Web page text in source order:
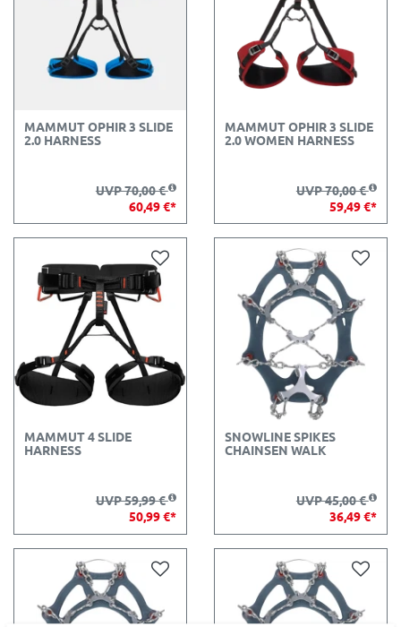
MAMMUT OPHIR 3 SLIDE
2.0 HARNESS
UVP 70,00 €
60,49 €*
MAMMUT OPHIR 3 SLIDE
2.0 WOMEN HARNESS
UVP 70,00 €
59,49 €*
MAMMUT 4 SLIDE
HARNESS
UVP 59,99 €
50,99 €*
SNOWLINE SPIKES
CHAINSEN WALK
UVP 45,00 €
36,49 €*